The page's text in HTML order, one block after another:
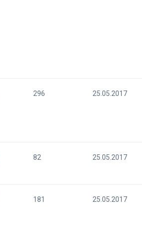
296 25.05.2017
82 25.05.2017
181 25.05.2017